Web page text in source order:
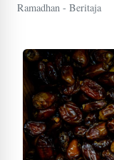
Ramadhan - Beritaja